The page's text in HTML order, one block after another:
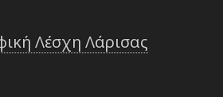
Λέσχη Λάρισας